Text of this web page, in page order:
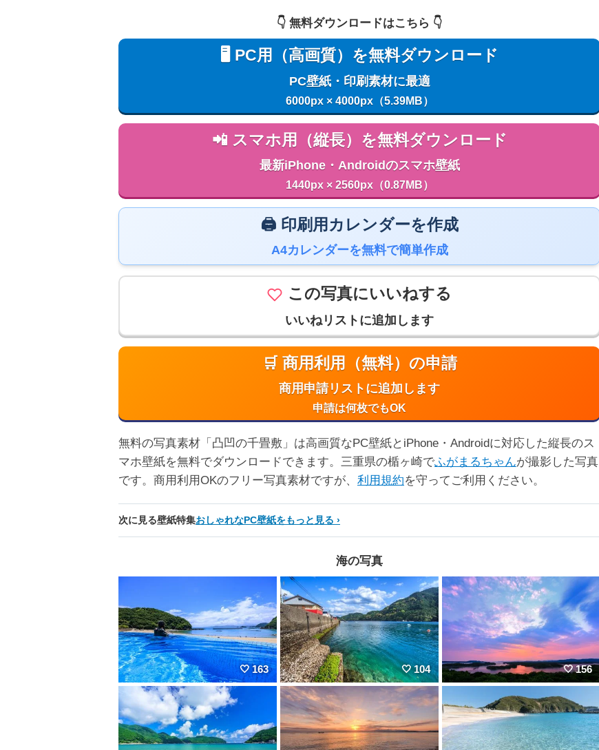
👇️ 無料ダウンロードはこちら 👇️
🖥️ PC用（高画質）を無料ダウンロード
PC壁紙・印刷素材に最適
6000px × 4000px（5.39MB）
📲 スマホ用（縦長）を無料ダウンロード
最新iPhone・Androidのスマホ壁紙
1440px × 2560px（0.87MB）
🖨️ 印刷用カレンダーを作成
A4カレンダーを無料で簡単作成
この写真にいいねする
いいねリストに追加します
🛒 商用利用（無料）の申請
商用申請リストに追加します
申請は何枚でもOK
無料の写真素材「凸凹の千畳敷」は高画質なPC壁紙とiPhone・Androidに対応した縦長のス
マホ壁紙を無料でダウンロードできます。三重県の楯ヶ崎でふがまるちゃんが撮影した写真
です。商用利用OKのフリー写真素材ですが、 利用規約を守ってご利用ください。
次に見る壁紙特集おしゃれなPC壁紙をもっと見る
海の写真
163 104 156